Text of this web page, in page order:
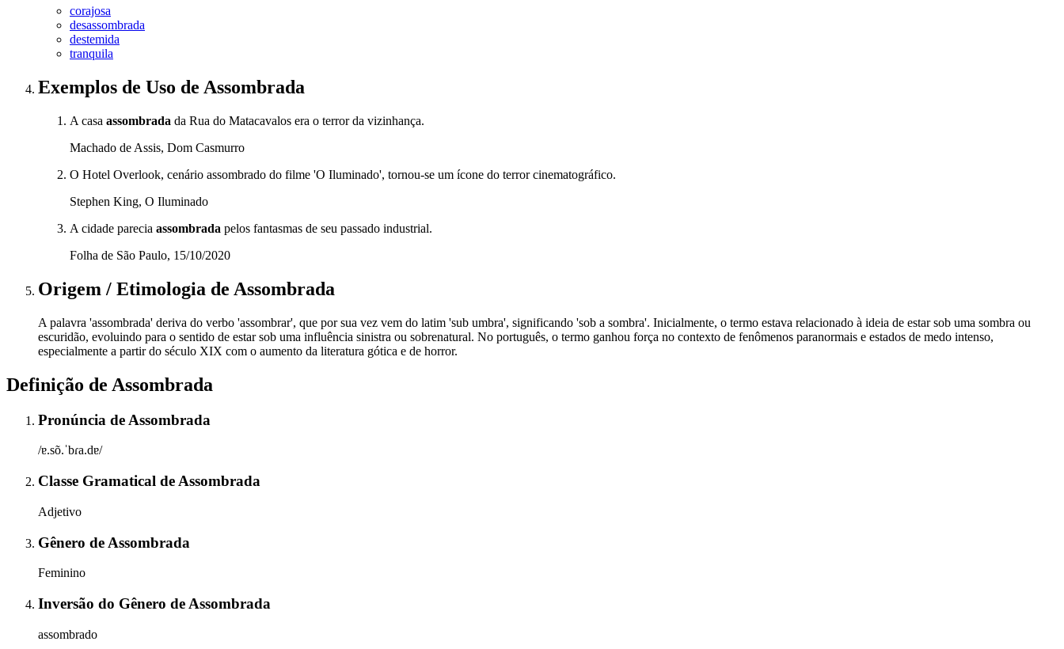
corajosa
desassombrada
destemida
tranquila
Exemplos de Uso de Assombrada
A casa assombrada da Rua do Matacavalos era o terror da vizinhança.
Machado de Assis, Dom Casmurro
O Hotel Overlook, cenário assombrado do filme 'O Iluminado', tornou-se um ícone do terror cinematográfico.
Stephen King, O Iluminado
A cidade parecia assombrada pelos fantasmas de seu passado industrial.
Folha de São Paulo, 15/10/2020
Origem / Etimologia de Assombrada
A palavra 'assombrada' deriva do verbo 'assombrar', que por sua vez vem do latim 'sub umbra', significando 'sob a sombra'. Inicialmente, o termo estava relacionado à ideia de estar sob uma sombra ou
escuridão, evoluindo para o sentido de estar sob uma influência sinistra ou sobrenatural. No português, o termo ganhou força no contexto de fenômenos paranormais e estados de medo intenso,
especialmente a partir do século XIX com o aumento da literatura gótica e de horror.
Definição de Assombrada
Pronúncia de Assombrada
/ɐ.sõ.ˈbɾa.dɐ/
Classe Gramatical de Assombrada
Adjetivo
Gênero de Assombrada
Feminino
Inversão do Gênero de Assombrada
assombrado